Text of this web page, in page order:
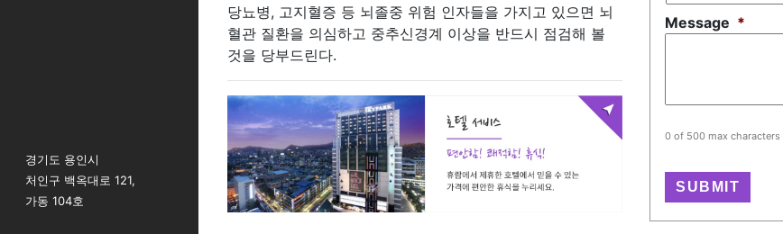
경기도 용인시
처인구 백옥대로 121,
가동 104호
당뇨병, 고지혈증 등 뇌졸중 위험 인자들을 가지고 있으면 뇌
혈관 질환을 의심하고 중추신경계 이상을 반드시 점검해 볼
것을 당부드린다.
Message *
0 of 500 max characters